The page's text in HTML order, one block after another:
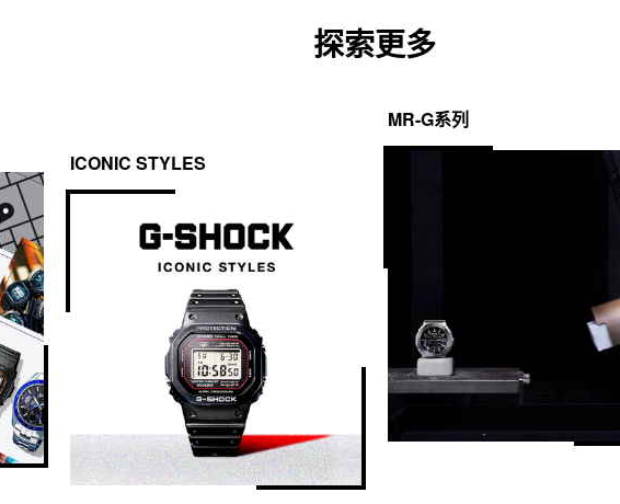
探索更多
ICONIC STYLES
MR-G系列